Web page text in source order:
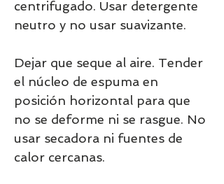
centrifugado. Usar detergente
neutro y no usar suavizante.
Dejar que seque al aire. Tender
el núcleo de espuma en
posición horizontal para que
no se deforme ni se rasgue. No
usar secadora ni fuentes de
calor cercanas.